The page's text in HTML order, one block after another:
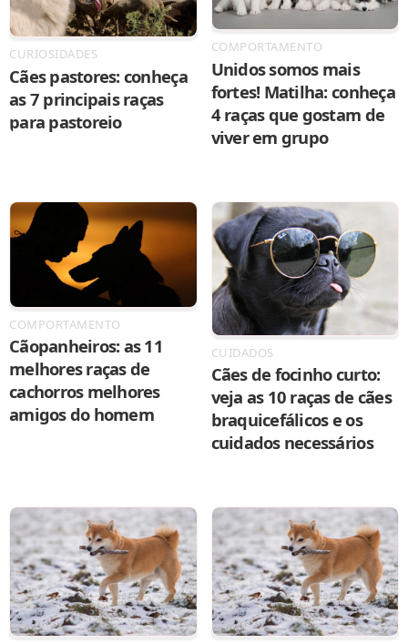
CURIOSIDADES
Cães pastores: conheça
as 7 principais raças
para pastoreio
COMPORTAMENTO
Unidos somos mais
fortes! Matilha: conheça
4 raças que gostam de
viver em grupo
COMPORTAMENTO
Cãopanheiros: as 11
melhores raças de
cachorros melhores
amigos do homem
CUIDADOS
Cães de focinho curto:
veja as 10 raças de cães
braquicefálicos e os
cuidados necessários